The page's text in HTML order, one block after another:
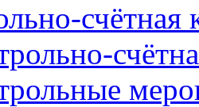
счётная